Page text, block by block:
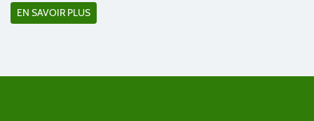
EN SAVOIR PLUS